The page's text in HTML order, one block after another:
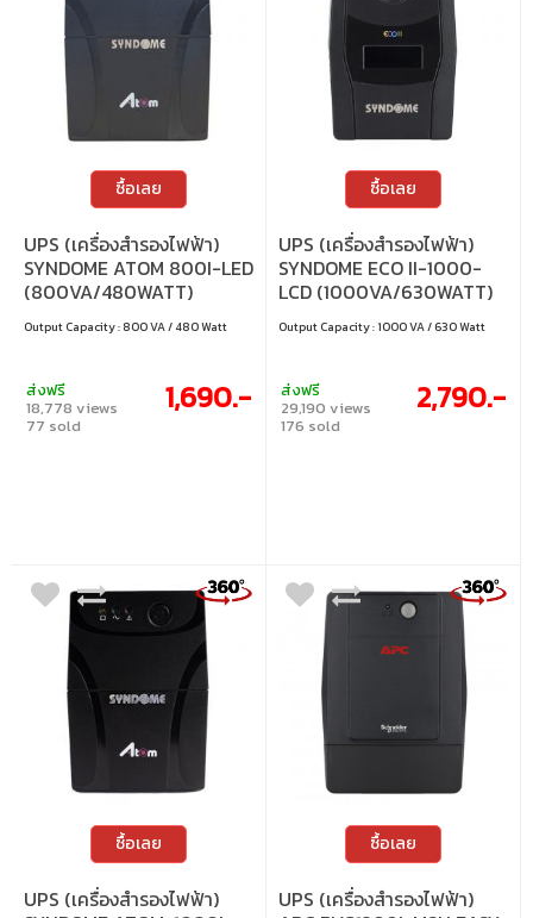
ซื้อเลย
UPS (เครื่องสำรองไฟฟ้า)
SYNDOME ATOM 800I-LED
(800VA/480WATT)
Output Capacity : 800 VA / 480 Watt
ส่งฟรี
18,778 views
77 sold
1,690.-
ซื้อเลย
UPS (เครื่องสำรองไฟฟ้า)
SYNDOME ECO II-1000-
LCD (1000VA/630WATT)
Output Capacity : 1000 VA / 630 Watt
ส่งฟรี
29,190 views
176 sold
2,790.-
ซื้อเลย
UPS (เครื่องสำรองไฟฟ้า)
ซื้อเลย
UPS (เครื่องสำรองไฟฟ้า)